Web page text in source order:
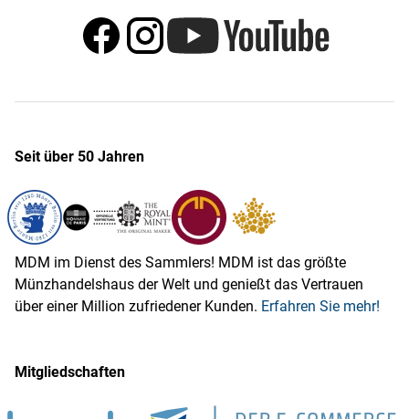
Seit über 50 Jahren
MDM im Dienst des Sammlers! MDM ist das größte
Münzhandelshaus der Welt und genießt das Vertrauen
über einer Million zufriedener Kunden. Erfahren Sie mehr!
Mitgliedschaften